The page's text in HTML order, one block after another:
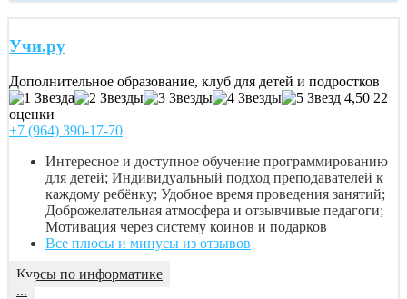
Учи.ру
Дополнительное образование, клуб для детей и подростков
4,50 22
оценки
+7 (964) 390-17-70
Интересное и доступное обучение программированию
для детей; Индивидуальный подход преподавателей к
каждому ребёнку; Удобное время проведения занятий;
Доброжелательная атмосфера и отзывчивые педагоги;
Мотивация через систему коинов и подарков
Все плюсы и минусы из отзывов
Курсы по информатике
...